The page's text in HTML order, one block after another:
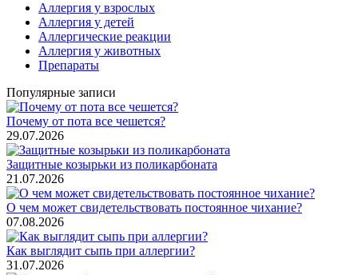
Аллергия у взрослых
Аллергия у детей
Аллергические реакции
Аллергия у животных
Препараты
Популярные записи
Почему от пота все чешется?
29.07.2026
Защитные козырьки из поликарбоната
21.07.2026
О чем может свидетельствовать постоянное чихание?
07.08.2026
Как выглядит сыпь при аллергии?
31.07.2026